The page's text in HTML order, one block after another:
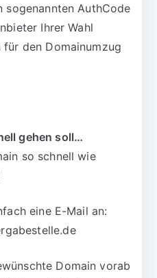
sogenannten AuthCode
Ihrer Wahl
den Domainumzug
gehen soll…
so schnell wie
eine E-Mail an:
Domain vorab